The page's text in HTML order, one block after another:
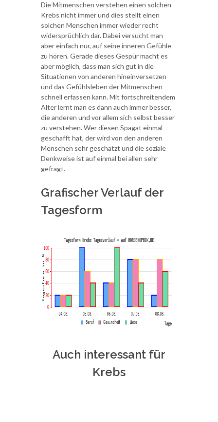
Die Mitmenschen verstehen einen solchen
Krebs nicht immer und dies stellt einen
solchen Menschen immer wieder recht
widersprüchlich dar. Dabei versucht man
aber einfach nur, auf seine inneren Gefühle
zu hören. Gerade dieses Gespür macht es
aber möglich, dass man sich gut in die
Situationen von anderen hineinversetzen
und das Gefühlsleben der Mitmenschen
schnell erfassen kann. Mit fortschreitendem
Alter lernt man es dann auch immer besser,
die anderen und vor allem sich selbst besser
zu verstehen. Wer diesen Spagat einmal
geschafft hat, der wird von den anderen
Menschen sehr geschätzt und die soziale
Denkweise ist auf einmal bei allen sehr
gefragt.
Grafischer Verlauf der
Tagesform
Auch interessant für
Krebs